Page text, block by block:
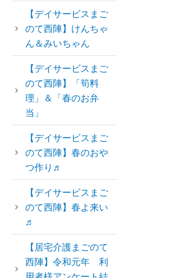
【デイサービスまご
のて西陣】けんちゃ
ん＆みいちゃん
【デイサービスまご
のて西陣】「筍料
理」＆「春のお弁
当」
【デイサービスまご
のて西陣】春のおや
つ作り♬
【デイサービスまご
のて西陣】春よ来い
♬
【居宅介護まごのて
西陣】令和元年 利